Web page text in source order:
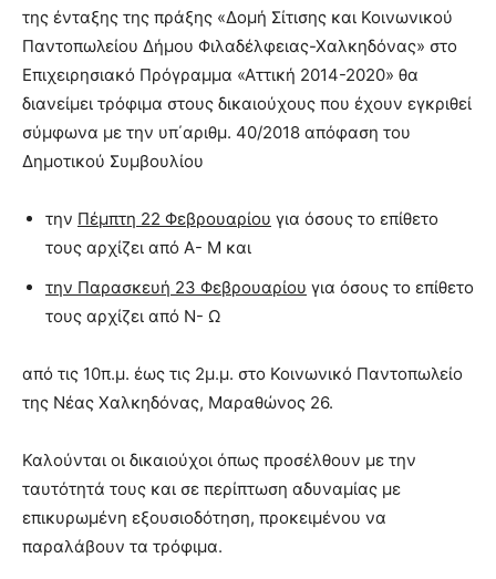
της ένταξης της πράξης «Δομή Σίτισης και Κοινωνικού
Παντοπωλείου Δήμου Φιλαδέλφειας-Χαλκηδόνας» στο
Επιχειρησιακό Πρόγραμμα «Αττική 2014-2020» θα
διανείμει τρόφιμα στους δικαιούχους που έχουν εγκριθεί
σύμφωνα με την υπ΄αριθμ. 40/2018 απόφαση του
Δημοτικού Συμβουλίου
την Πέμπτη 22 Φεβρουαρίου για όσους το επίθετο
τους αρχίζει από Α- Μ και
την Παρασκευή 23 Φεβρουαρίου για όσους το επίθετο
τους αρχίζει από Ν- Ω
από τις 10π.μ. έως τις 2μ.μ. στο Κοινωνικό Παντοπωλείο
της Νέας Χαλκηδόνας, Μαραθώνος 26.
Καλούνται οι δικαιούχοι όπως προσέλθουν με την
ταυτότητά τους και σε περίπτωση αδυναμίας με
επικυρωμένη εξουσιοδότηση, προκειμένου να
παραλάβουν τα τρόφιμα.